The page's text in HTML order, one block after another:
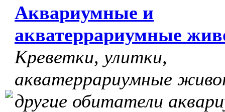
Аквариумные и
акватеррариумные
Креветки, улитки,
акватеррариумные
другие обитатели